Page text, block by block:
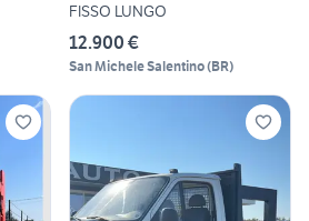
FISSO LUNGO
12.900 €
San Michele Salentino(BR)